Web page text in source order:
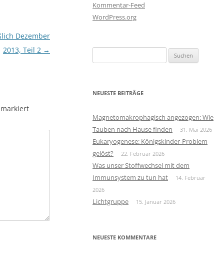
Dezember
2013, Teil 2 →
markiert
Kommentar-Feed
WordPress.org
nach:
NEUESTE BEITRÄGE
Magnetomakrophagisch angezogen: Wie
Tauben nach Hause finden
31. Mai 2026
Eukaryogenese: Königskinder-Problem
gelöst?
22. Februar 2026
Was unser Stoffwechsel mit dem
Immunsystem zu tun hat
14. Februar
2026
Lichtgruppe 15. Januar 2026
NEUESTE KOMMENTARE